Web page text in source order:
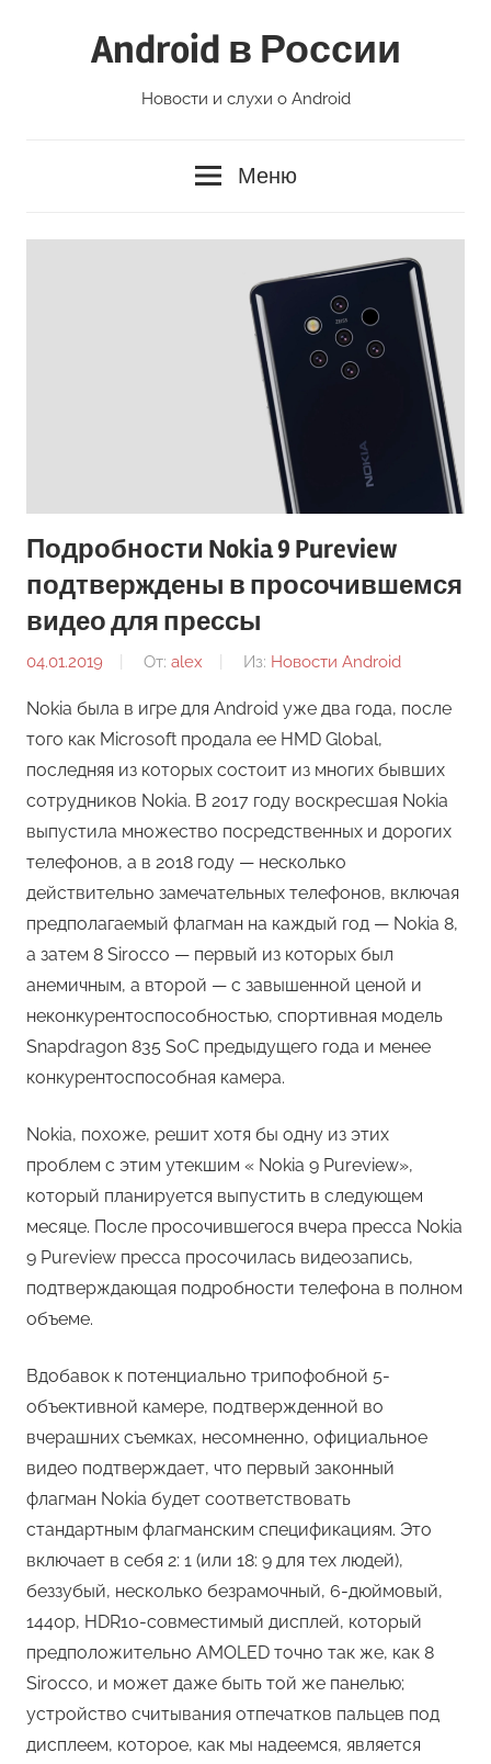
Android в России
Новости и слухи о Android
Меню
Подробности Nokia 9 Pureview
подтверждены в просочившемся
видео для прессы
04.01.2019 От: alex Из: Новости Android
Nokia была в игре для Android уже два года, после
того как Microsoft продала ее HMD Global,
последняя из которых состоит из многих бывших
сотрудников Nokia. В 2017 году воскресшая Nokia
выпустила множество посредственных и дорогих
телефонов, а в 2018 году — несколько
действительно замечательных телефонов, включая
предполагаемый флагман на каждый год — Nokia 8,
а затем 8 Sirocco — первый из которых был
анемичным, а второй — с завышенной ценой и
неконкурентоспособностью, спортивная модель
Snapdragon 835 SoC предыдущего года и менее
конкурентоспособная камера.
Nokia, похоже, решит хотя бы одну из этих
проблем с этим утекшим « Nokia 9 Pureview»,
который планируется выпустить в следующем
месяце. После просочившегося вчера пресса Nokia
9 Pureview пресса просочилась видеозапись,
подтверждающая подробности телефона в полном
объеме.
Вдобавок к потенциально трипофобной 5-
объективной камере, подтвержденной во
вчерашних съемках, несомненно, официальное
видео подтверждает, что первый законный
флагман Nokia будет соответствовать
стандартным флагманским спецификациям. Это
включает в себя 2: 1 (или 18: 9 для тех людей),
беззубый, несколько безрамочный, 6-дюймовый,
1440p, HDR10-совместимый дисплей, который
предположительно AMOLED точно так же, как 8
Sirocco, и может даже быть той же панелью;
устройство считывания отпечатков пальцев под
дисплеем, которое, как мы надеемся, является